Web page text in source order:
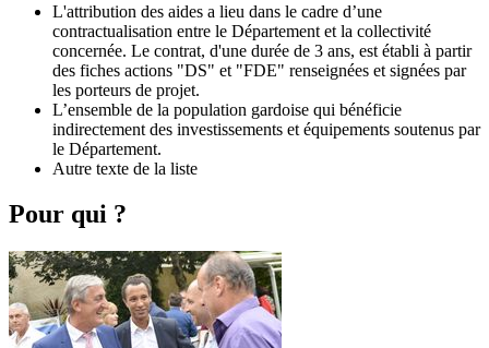
L'attribution des aides a lieu dans le cadre d’une
contractualisation entre le Département et la collectivité
concernée. Le contrat, d'une durée de 3 ans, est établi à partir
des fiches actions "DS" et "FDE" renseignées et signées par
les porteurs de projet.
L’ensemble de la population gardoise qui bénéficie
indirectement des investissements et équipements soutenus par
le Département.
Autre texte de la liste
Pour qui ?